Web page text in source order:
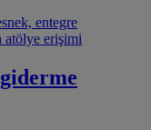
entegre
atölye erişimi